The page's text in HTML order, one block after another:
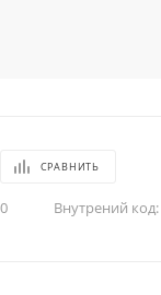
СРАВНИТЬ
Внутрений код: